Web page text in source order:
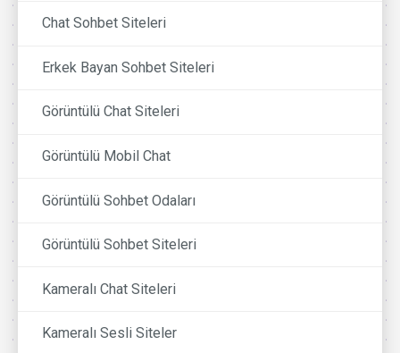
Chat Sohbet Siteleri
Erkek Bayan Sohbet Siteleri
Görüntülü Chat Siteleri
Görüntülü Mobil Chat
Görüntülü Sohbet Odaları
Görüntülü Sohbet Siteleri
Kameralı Chat Siteleri
Kameralı Sesli Siteler